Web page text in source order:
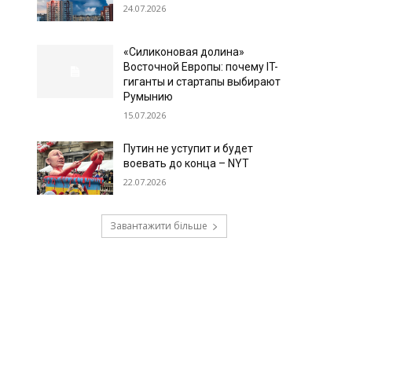
24.07.2026
«Силиконовая долина»
Восточной Европы: почему IT-
гиганты и стартапы выбирают
Румынию
15.07.2026
Путин не уступит и будет
воевать до конца – NYT
22.07.2026
Завантажити більше